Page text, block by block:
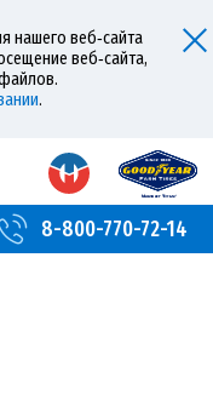
нашего веб‑сайта
веб‑сайта,
.
8-800-770-72-14